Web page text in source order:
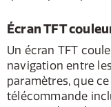
Écran TFT
Un écran TFT
navigation entre
paramètres, que
télécommande